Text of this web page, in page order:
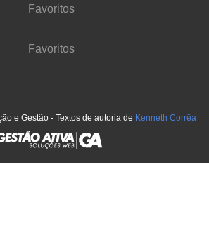
Favoritos
Favoritos
e Gestão - Textos de autoria de Kenneth Corrêa